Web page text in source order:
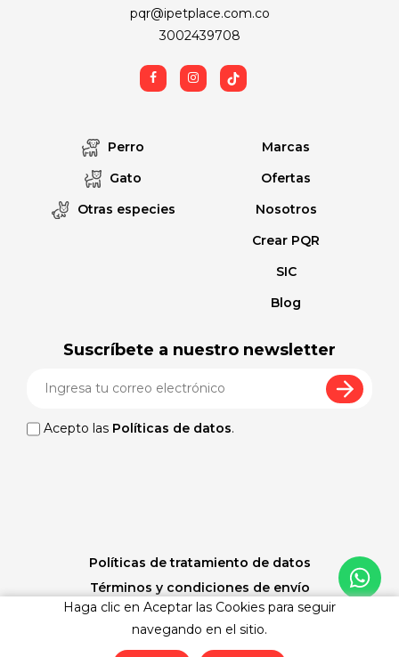
pqr@ipetplace.com.co
3002439708
Perro
Gato
Otras especies
Marcas
Ofertas
Nosotros
Crear PQR
SIC
Blog
Suscríbete a nuestro newsletter
Acepto las Políticas de datos.
Políticas de tratamiento de datos
Términos y condiciones de envío
Políticas de cambios y devoluciones
Términos y condiciones de las promociones
Haga clic en Aceptar las Cookies para seguir
navegando en el sitio.